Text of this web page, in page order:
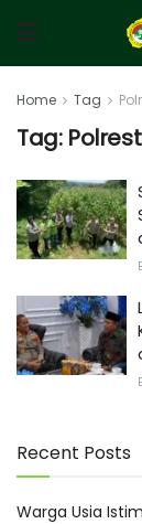
Home Tag
Tag:
Recent Posts
Warga Usia